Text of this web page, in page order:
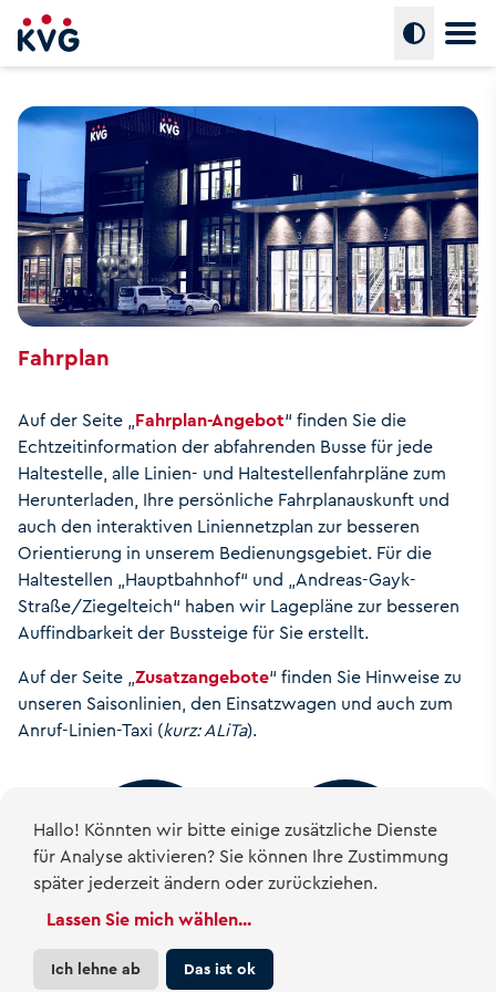
Fahrplan
Auf der Seite „Fahrplan-Angebot“ finden Sie die
Echtzeitinformation der abfahrenden Busse für jede
Haltestelle, alle Linien- und Haltestellenfahrpläne zum
Herunterladen, Ihre persönliche Fahrplanauskunft und
auch den interaktiven Liniennetzplan zur besseren
Orientierung in unserem Bedienungsgebiet. Für die
Haltestellen „Hauptbahnhof“ und „Andreas-Gayk-
Straße/Ziegelteich“ haben wir Lagepläne zur besseren
Auffindbarkeit der Bussteige für Sie erstellt.
Auf der Seite „Zusatzangebote“ finden Sie Hinweise zu
unseren Saisonlinien, den Einsatzwagen und auch zum
Anruf-Linien-Taxi (kurz: ALiTa).
Fahrplan-Angebot
Hallo! Könnten wir bitte einige zusätzliche Dienste
fürAnalyseaktivieren? Sie können Ihre Zustimmung
später jederzeit ändern oder zurückziehen.
Lassen Sie mich wählen...
Ich lehne ab Das ist ok
Für
Für
Für
Für
Fahrplan
Tarif